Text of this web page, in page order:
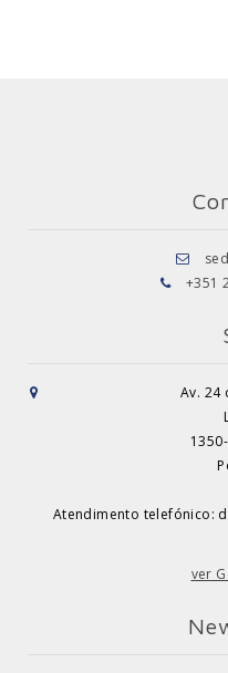
+351
Av. 24
Atendimento telefónico:
ver